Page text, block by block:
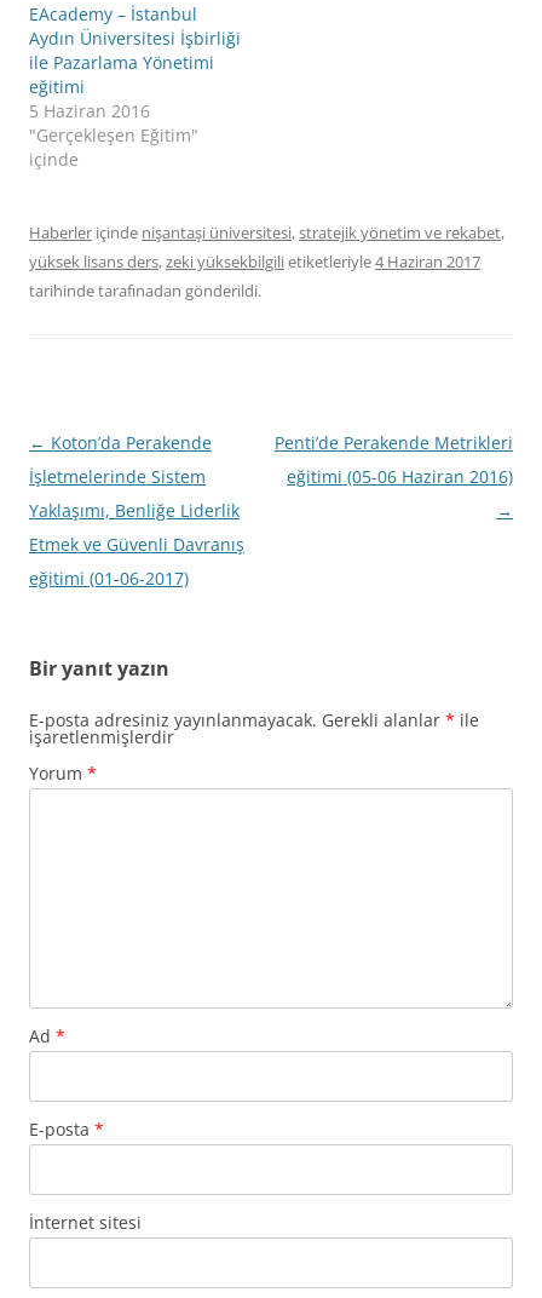
EAcademy – İstanbul
Aydın Üniversitesi İşbirliği
ile Pazarlama Yönetimi
eğitimi
5 Haziran 2016
"Gerçekleşen Eğitim"
içinde
Haberler içinde nişantaşi üniversitesi,stratejik yönetim ve rekabet,
yüksek lisans ders,zeki yüksekbilgilietiketleriyle4 Haziran 2017
tarihindetarafınadan gönderildi.
Yazı
dolaşımı
← Koton’da Perakende
İşletmelerinde Sistem
Yaklaşımı, Benliğe Liderlik
Etmek ve Güvenli Davranış
eğitimi (01-06-2017)
Penti’de Perakende Metrikleri
eğitimi (05-06 Haziran 2016)
→
Bir yanıt yazın
E-posta adresiniz yayınlanmayacak. Gerekli alanlar * ile
işaretlenmişlerdir
Yorum *
Ad *
E-posta *
İnternet sitesi